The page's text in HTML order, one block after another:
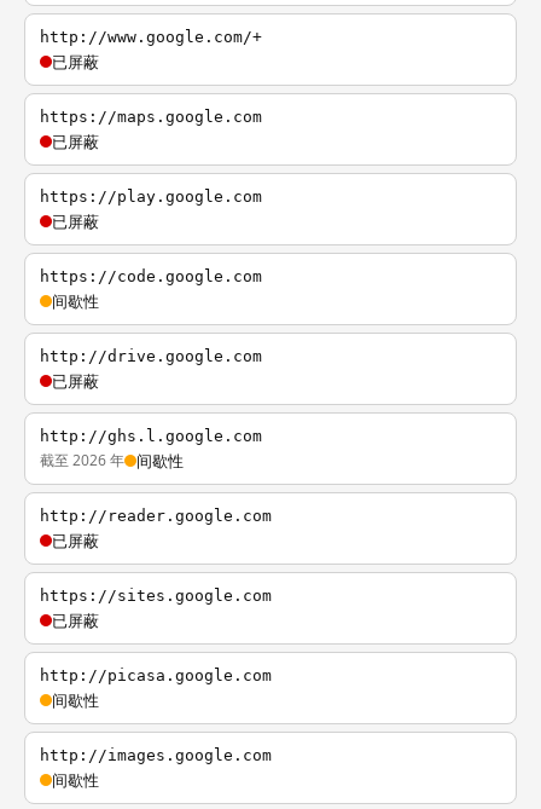
http://www.google.com/+
已屏蔽
https://maps.google.com
已屏蔽
https://play.google.com
已屏蔽
https://code.google.com
间歇性
http://drive.google.com
已屏蔽
http://ghs.l.google.com
截至 2026 年 间歇性
http://reader.google.com
已屏蔽
https://sites.google.com
已屏蔽
http://picasa.google.com
间歇性
http://images.google.com
间歇性